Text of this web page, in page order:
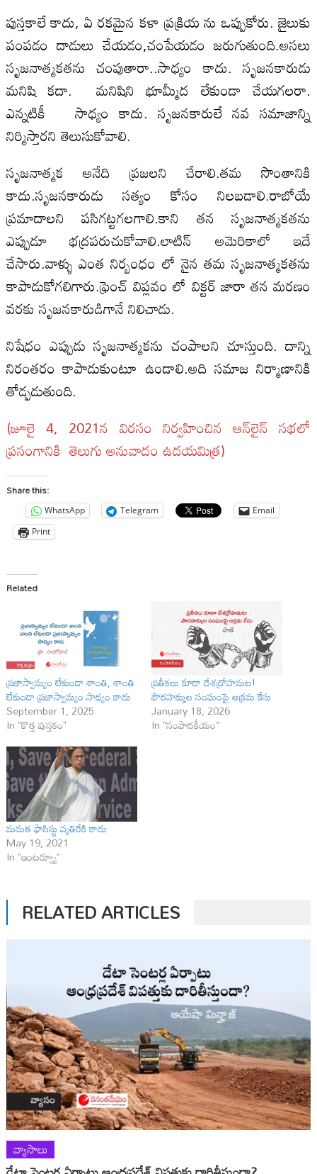
పుస్తకాలే కాదు, ఏ రకమైన కళా ప్రక్రియ ను ఒప్పుకోరు. జైలుకు
పంపడం దాడులు చేయడం,చంపేయడం జరుగుతుంది.అసలు
సృజనాత్మకత‌ను చంపుతారా..సాధ్యం కాదు. సృజనకారుడు
మనిషి కదా. మనిషిని భూమ్మీద లేకుండా చేయగలరా.
ఎన్న‌టికీ సాధ్యం కాదు. సృజనకారులే నవ సమాజాన్ని
నిర్మిస్తారని తెలుసుకోవాలి.
సృజనాత్మక అనేది ప్రజలని చేరాలి.తమ సొంతానికి
కాదు.సృజనకారుడు సత్యం కోసం నిలబడాలి.రాబోయే
ప్రమాదాలని పసిగట్టగలగాలి.కాని తన సృజనాత్మకత‌ను
ఎప్పుడూ భద్రపరుచుకోవాలి.లాటిన్ అమెరికాలో ఇదే
చేసారు.వాళ్ళు ఎంత నిర్బంధం లో నైన తమ సృజనాత్మకత‌ను
కాపాడుకోగలిగారు.ఫ్రెంచ్ విప్లవం లో విక్టర్ జారా తన మరణం
వరకు సృజనకారుడిగానే నిలిచాడు.
నిషేధం ఎప్పుడు సృజనాత్మకను చంపాల‌ని చూస్తుంది. దాన్ని
నిరంతరం కాపాడుకుంటూ ఉండాలి.అది సమాజ నిర్మాణానికి
తోడ్పడుతుంది.
(జూలై 4, 2021న విర‌సం నిర్వ‌హించిన ఆన్‌లైన్ స‌భ‌లో
ప్ర‌సంగానికి తెలుగు అనువాదం ఉద‌య‌మిత్ర‌)
Share this:
WhatsApp Telegram
Email
Print
Related
ప్రజాస్వామ్యం లేకుండా శాంతి, శాంతి
లేకుండా ప్రజాస్వామ్యం సాధ్యం కాదు
September 1, 2025
In "కొత్త పుస్తకం"
ప్రతీకలు కూడా దేశద్రోహమట!
పౌరహక్కుల సంఘంపై అక్రమ కేసు
January 18, 2026
In "సంపాదకీయం"
మమత ఫాసిస్టు వ్యతిరేకి కాదు
May 19, 2021
In "ఇంటర్వ్యూ"
RELATED ARTICLES
వ్యాసాలు